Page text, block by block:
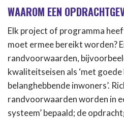
WAAROM EEN
Elk project of programma
moet ermee bereikt worden?
randvoorwaarden,
kwaliteitseisen als ‘met
belanghebbende inwoners’.
randvoorwaarden worden in
systeem’ bepaald; de